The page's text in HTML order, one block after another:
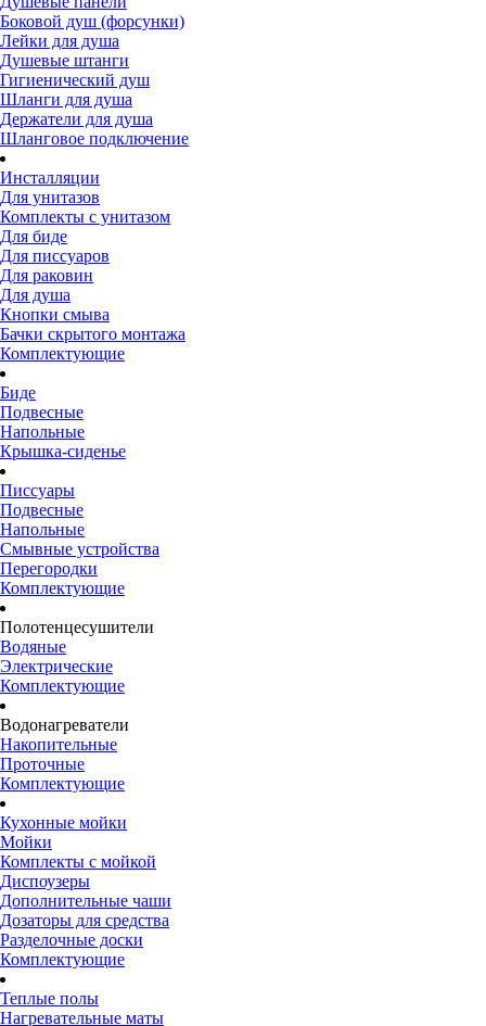
Боковой душ (форсунки)
Лейки для душа
Душевые штанги
Гигиенический душ
Шланги для душа
Держатели для душа
Шланговое подключение
Инсталляции
Для унитазов
Комплекты с унитазом
Для биде
Для писсуаров
Для раковин
Для душа
Кнопки смыва
Бачки скрытого монтажа
Комплектующие
Биде
Подвесные
Напольные
Крышка-сиденье
Писсуары
Подвесные
Напольные
Смывные устройства
Перегородки
Комплектующие
Полотенцесушители
Водяные
Электрические
Комплектующие
Водонагреватели
Накопительные
Проточные
Комплектующие
Кухонные мойки
Мойки
Комплекты с мойкой
Диспоузеры
Дополнительные чаши
Дозаторы для средства
Разделочные доски
Комплектующие
Теплые полы
Нагревательные маты